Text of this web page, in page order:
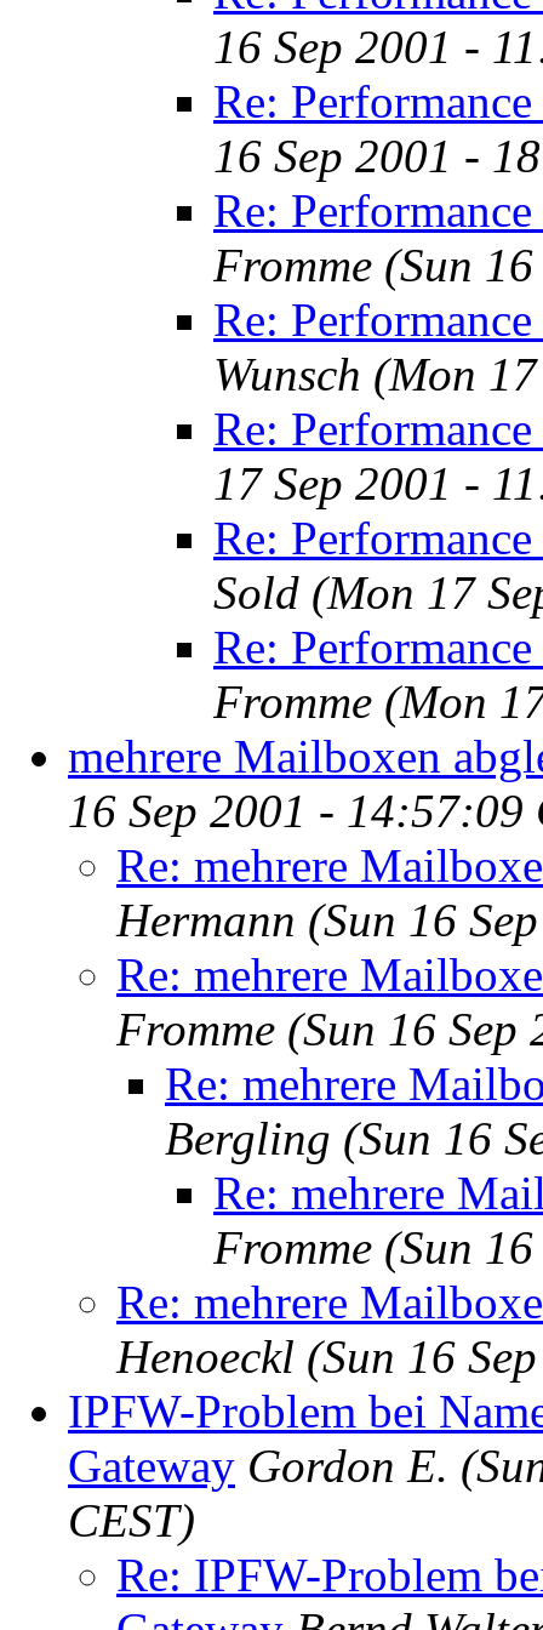
16 Sep 2001 -
Re:
16 Sep 2001 -
Re:
Fromme (Sun
Re:
Wunsch (Mon
Re:
17 Sep 2001 -
Re:
Sold (Mon 17
Re:
Fromme (Mon
mehrere Mailboxen
16 Sep 2001 - 14:57:09
Re: mehrere
Hermann (Sun 16
Re: mehrere
Fromme (Sun 16
Re: mehrere
Bergling (Sun 16
Re: mehrere
Fromme (Sun
Re: mehrere
Henoeckl (Sun 16
IPFW-Problem bei
Gateway Gordon E.
CEST)
Re: IPFW-Problem